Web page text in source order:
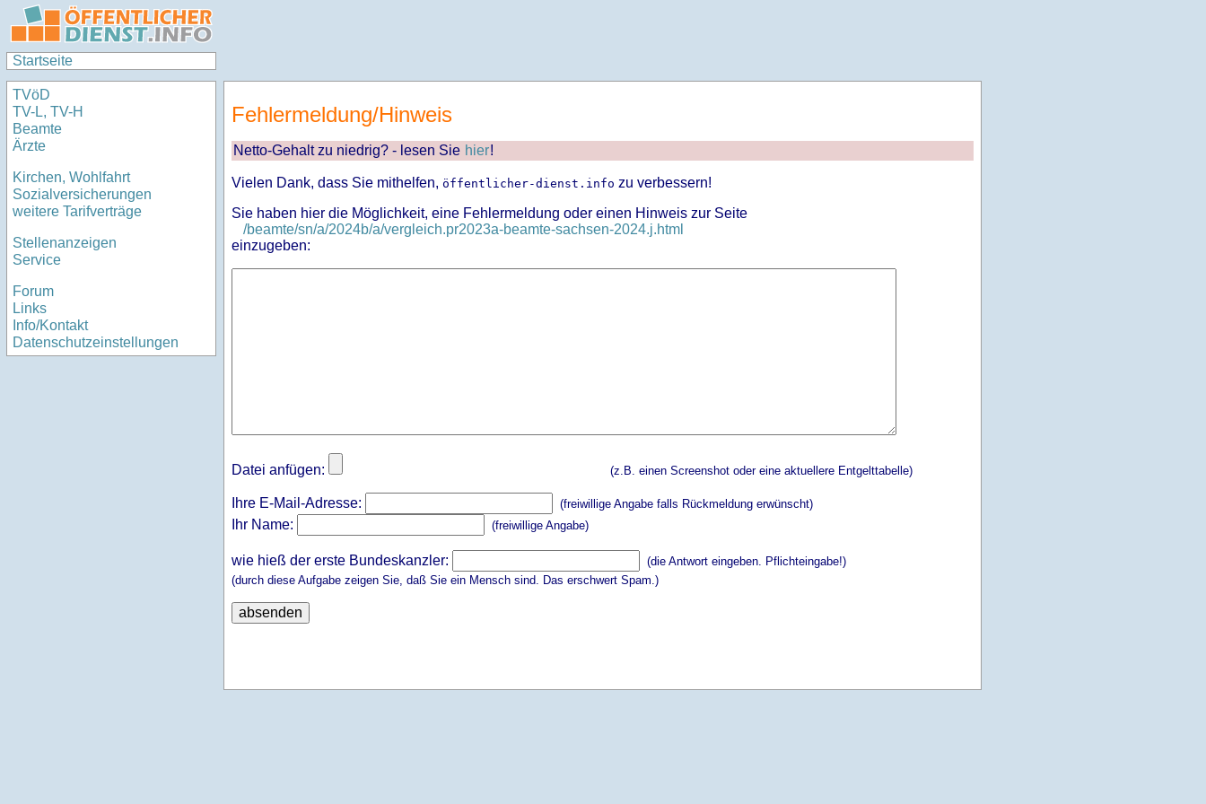
Startseite
TVöD
TV-L, TV-H
Beamte
Ärzte
Kirchen, Wohlfahrt
Sozialversicherungen
weitere Tarifverträge
Stellenanzeigen
Service
Forum
Links
Info/Kontakt
Datenschutzeinstellungen
Fehlermeldung/Hinweis
Netto-Gehalt zu niedrig? - lesen Sie hier!
Vielen Dank, dass Sie mithelfen, öffentlicher-dienst.info zu verbessern!
Sie haben hier die Möglichkeit, eine Fehlermeldung oder einen Hinweis zur Seite
/beamte/sn/a/2024b/a/vergleich.pr2023a-beamte-sachsen-2024.j.html
einzugeben:
Datei anfügen: (z.B. einen Screenshot oder eine aktuellere Entgelttabelle)
Ihre E-Mail-Adresse: (freiwillige Angabe falls Rückmeldung erwünscht)
Ihr Name: (freiwillige Angabe)
wie hieß der erste Bundeskanzler:
(die Antwort eingeben. Pflichteingabe!)
(durch diese Aufgabe zeigen Sie, daß Sie ein Mensch sind. Das erschwert Spam.)